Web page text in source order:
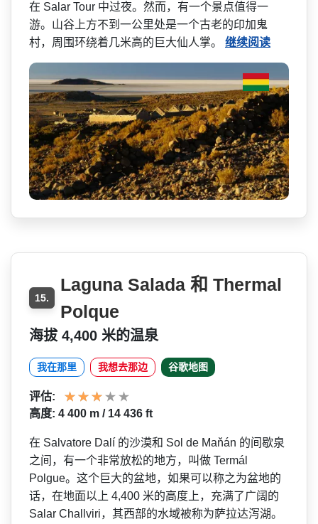
在 Salar Tour 中过夜。然而，有一个景点值­得一
游。山谷上方不到一公里处是一个古老的印加鬼
村­，周围环绕着几米高的巨大仙人掌。 继续阅读
15.
Laguna Salada 和 Thermal
Polque
海拔 4,400 米的温泉
我在那里 我想去那边 谷歌地图
评估:
高度: 4 400 m / 14 436 ft
在 Salvatore Dalí 的沙漠和 Sol de Maňán 的间歇泉
之间，有一个非常放­松的地方，叫做 Termál
Polgue。这个巨大的盆地，如果­可以称之为盆地的
话，在地面以上 4,400 米的高度上，充满了广阔的
Salar Challviri，其西部的水域被称为­萨拉达泻湖。